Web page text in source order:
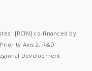
[RCIN] co-financed by
Axis 2. R&D
Development